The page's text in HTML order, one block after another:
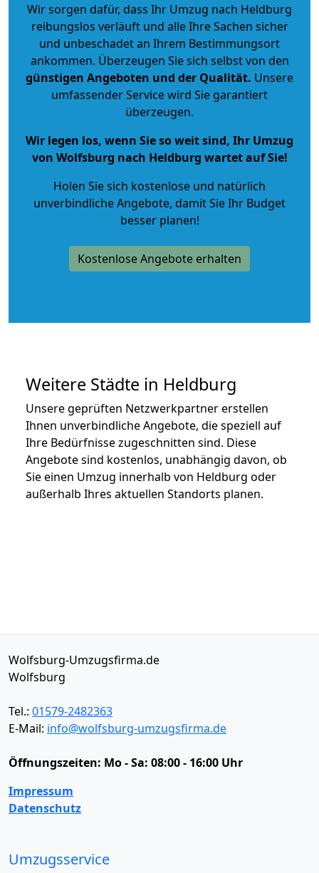
Wir sorgen dafür, dass Ihr Umzug nach Heldburg
reibungslos verläuft und alle Ihre Sachen sicher
und unbeschadet an Ihrem Bestimmungsort
ankommen. Überzeugen Sie sich selbst von den
günstigen Angeboten und der Qualität. Unsere
umfassender Service wird Sie garantiert
überzeugen.
Wir legen los, wenn Sie so weit sind, Ihr Umzug
von Wolfsburg nach Heldburg wartet auf Sie!
Holen Sie sich kostenlose und natürlich
unverbindliche Angebote, damit Sie Ihr Budget
besser planen!
Kostenlose Angebote erhalten
Weitere Städte in Heldburg
Unsere geprüften Netzwerkpartner erstellen
Ihnen unverbindliche Angebote, die speziell auf
Ihre Bedürfnisse zugeschnitten sind. Diese
Angebote sind kostenlos, unabhängig davon, ob
Sie einen Umzug innerhalb von Heldburg oder
außerhalb Ihres aktuellen Standorts planen.
Wolfsburg-Umzugsfirma.de
Wolfsburg
Tel.: 01579-2482363
E-Mail: info@wolfsburg-umzugsfirma.de
Öffnungszeiten: Mo - Sa: 08:00 - 16:00 Uhr
Impressum
Datenschutz
Umzugsservice